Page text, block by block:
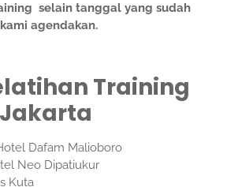
selain tanggal yang sudah
kami agendakan.
Training
Dafam Malioboro
Neo Dipatiukur
Kuta